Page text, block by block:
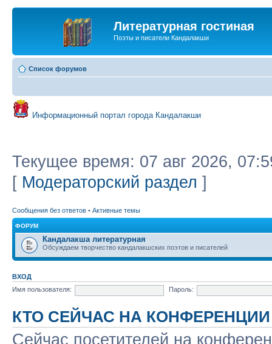
Литературная гостиная
Поэты и писатели Кандалакши
Список форумов
Информационный портал города Кандалакши
Текущее время: 07 авг 2026,
[ Модераторский раздел ]
Сообщения без ответов • Активные темы
ФОРУМ
Кандалакша литературная
Обсуждаем творчество кандалакшских поэтов и писателей
ВХОД
Имя пользователя:
Пароль:
КТО СЕЙЧАС НА КОНФЕРЕНЦИИ
Сейчас посетителей на